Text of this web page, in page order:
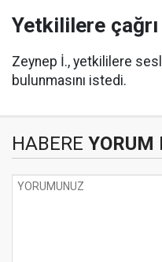
Yetkililere çağrı
Zeynep İ., yetkililere
bulunmasını istedi.
HABERE YORUM